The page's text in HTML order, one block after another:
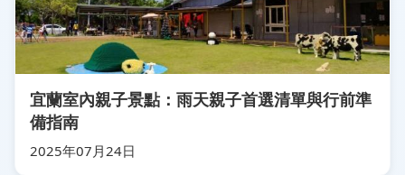
宜蘭室內親子景點：雨天親子首選清單與行前準
備指南
2025年07月24日